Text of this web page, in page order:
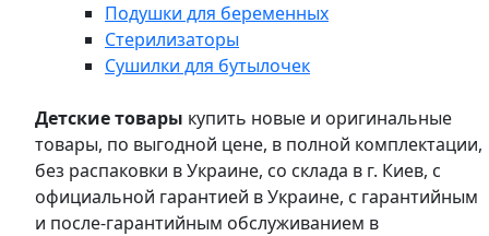
Подушки для беременных
Стерилизаторы
Сушилки для бутылочек
Детские товары купить новые и оригинальные
товары, по выгодной цене, в полной комплектации,
без распаковки в Украине, со склада в г. Киев, с
официальной гарантией в Украине, с гарантийным
и после-гарантийным обслуживанием в